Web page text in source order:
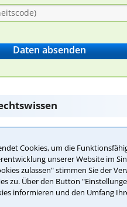
Cookies, um die
unserer Website im
zulassen" stimmen Sie der
zu. Über den Button
informieren und den Umfang